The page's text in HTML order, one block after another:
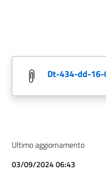
dt-434-dd-
Ultimo aggiornamento
03/09/2024 06:43